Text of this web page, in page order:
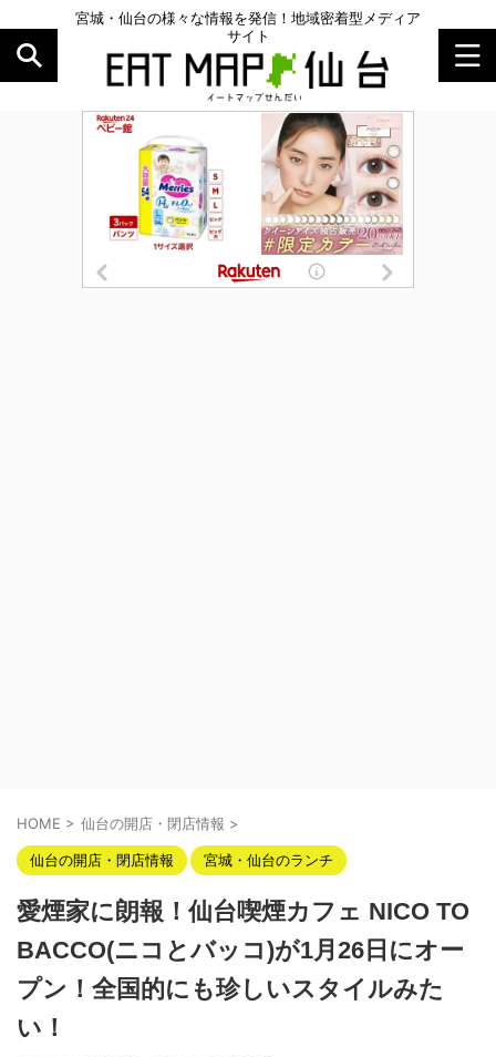
宮城・仙台の様々な情報を発信！地域密着型メディア
サイト
HOME > 仙台の開店・閉店情報 >
仙台の開店・閉店情報 宮城・仙台のランチ
愛煙家に朗報！仙台喫煙カフェ NICO TO
BACCO(ニコとバッコ)が1月26日にオー
プン！全国的にも珍しいスタイルみた
い！